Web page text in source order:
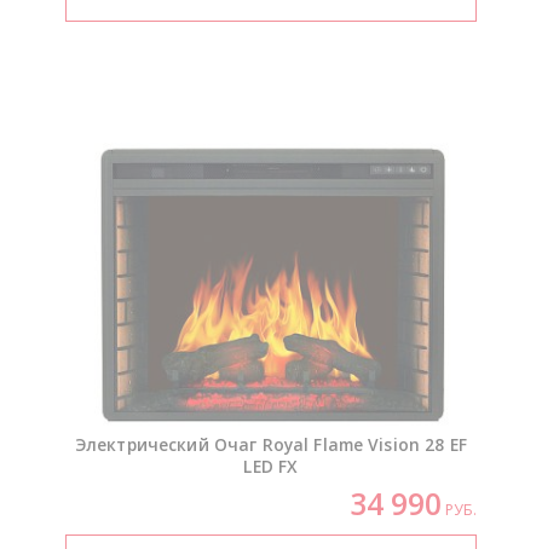
Электрический Очаг Royal Flame Vision 28 EF
LED FX
34 990 РУБ.